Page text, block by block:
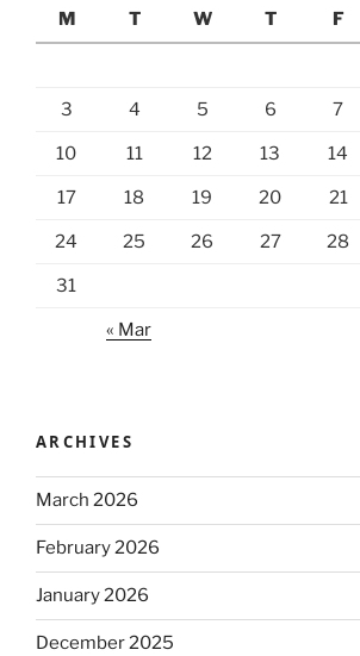
M
T W T F
3 4 5 6 7
10 11 12 13 14
17 18 19 20 21
24 25 26 27 28
31
« Mar
ARCHIVES
March 2026
February 2026
January 2026
December 2025